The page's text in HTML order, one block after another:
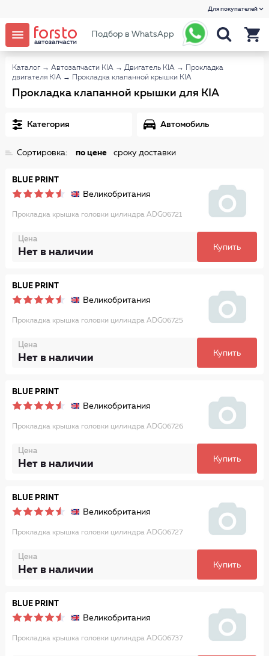
Для покупателей
Подбор в WhatsApp
Каталог → Автозапчасти KIA → Двигатель KIA →
Прокладка
двигателя KIA → Прокладка клапанной крышки KIA
Прокладка клапанной крышки для KIA
Категория Автомобиль
Сортировка: по цене сроку доставки
BLUE PRINT
Великобритания
Прокладка крышка головки цилиндра ADG06721
Цена
Нет в наличии Купить
BLUE PRINT
Великобритания
Прокладка крышка головки цилиндра ADG06725
Цена
Нет в наличии Купить
BLUE PRINT
Великобритания
Прокладка крышка головки цилиндра ADG06726
Цена
Нет в наличии Купить
BLUE PRINT
Великобритания
Прокладка крышка головки цилиндра ADG06727
Цена
Нет в наличии Купить
BLUE PRINT
Великобритания
Прокладка крышка головки цилиндра ADG06737